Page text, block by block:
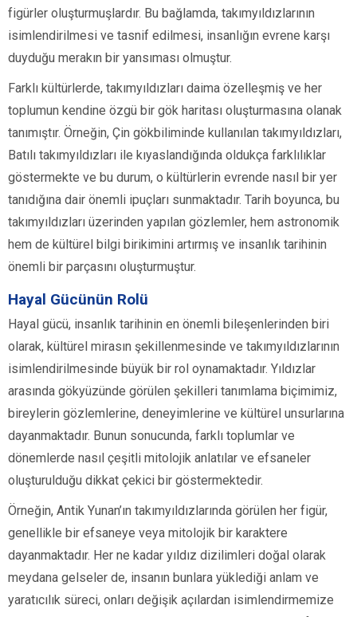
figürler oluşturmuşlardır. Bu bağlamda, takımyıldızlarının
isimlendirilmesi ve tasnif edilmesi, insanlığın evrene karşı
duyduğu merakın bir yansıması olmuştur.
Farklı kültürlerde, takımyıldızları daima özelleşmiş ve her
toplumun kendine özgü bir gök haritası oluşturmasına olanak
tanımıştır. Örneğin, Çin gökbiliminde kullanılan takımyıldızları,
Batılı takımyıldızları ile kıyaslandığında oldukça farklılıklar
göstermekte ve bu durum, o kültürlerin evrende nasıl bir yer
tanıdığına dair önemli ipuçları sunmaktadır. Tarih boyunca, bu
takımyıldızları üzerinden yapılan gözlemler, hem astronomik
hem de kültürel bilgi birikimini artırmış ve insanlık tarihinin
önemli bir parçasını oluşturmuştur.
Hayal Gücünün Rolü
Hayal gücü, insanlık tarihinin en önemli bileşenlerinden biri
olarak, kültürel mirasın şekillenmesinde ve takımyıldızlarının
isimlendirilmesinde büyük bir rol oynamaktadır. Yıldızlar
arasında gökyüzünde görülen şekilleri tanımlama biçimimiz,
bireylerin gözlemlerine, deneyimlerine ve kültürel unsurlarına
dayanmaktadır. Bunun sonucunda, farklı toplumlar ve
dönemlerde nasıl çeşitli mitolojik anlatılar ve efsaneler
oluşturulduğu dikkat çekici bir göstermektedir.
Örneğin, Antik Yunan’ın takımyıldızlarında görülen her figür,
genellikle bir efsaneye veya mitolojik bir karaktere
dayanmaktadır. Her ne kadar yıldız dizilimleri doğal olarak
meydana gelseler de, insanın bunlara yüklediği anlam ve
yaratıcılık süreci, onları değişik açılardan isimlendirmemize